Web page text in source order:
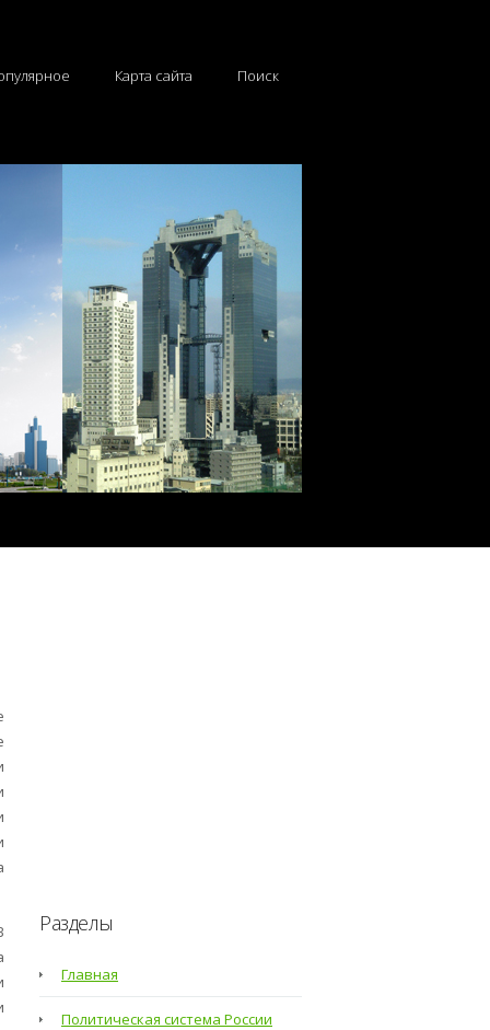
Карта сайта Поиск
Разделы
Главная
Политическая система России